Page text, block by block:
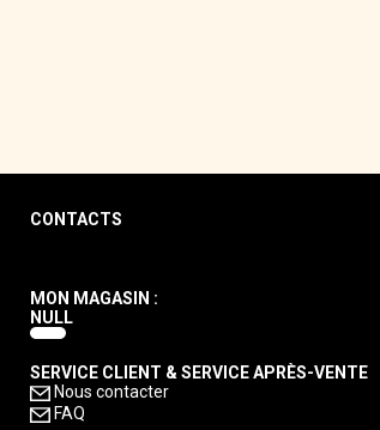
CONTACTS
MON MAGASIN :
NULL
SERVICE CLIENT & SERVICE APRÈS-VENTE
Nous contacter
FAQ